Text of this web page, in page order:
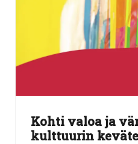
Kohti valoa ja
kulttuurin